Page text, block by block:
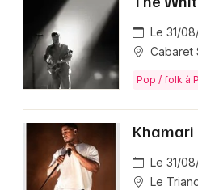
Le 31/
Cabaret
Pop / folk à
Khamari
Le 31/
Le